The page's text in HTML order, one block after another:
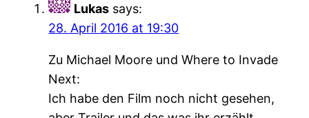
Lukas says:
28. April 2016 at 19:30
Zu Michael Moore und Where to Invade
Next:
Ich habe den Film noch nicht gesehen,